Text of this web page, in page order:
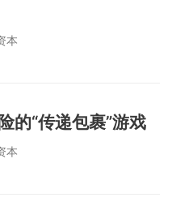
本
的“传递包裹”游戏
本